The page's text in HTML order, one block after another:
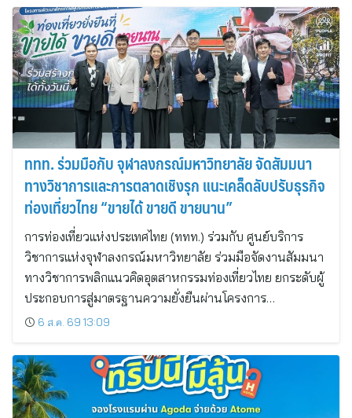
ททท. ร่วมมือกับ จุฬาลงกรณ์มหาวิทยาลัย จัดสัมมนา
ทางวิชาการและการตลาดเชิงรุก แนะเคล็ดลับปรับธุรกิจ
ท่องเที่ยวไทย “ขายได้ ขายดี ขายนาน”
การท่องเที่ยวแห่งประเทศไทย (ททท.) ร่วมกับ ศูนย์บริการ
วิชาการแห่งจุฬาลงกรณ์มหาวิทยาลัย ร่วมมือจัดงานสัมมนา
ทางวิชาการพลิกแนวคิดอุตสาหกรรมท่องเที่ยวไทย ยกระดับผู้
ประกอบการสู่มาตรฐานความยั่งยืนผ่านโครงการ…
6 ส.ค. 69 13:09